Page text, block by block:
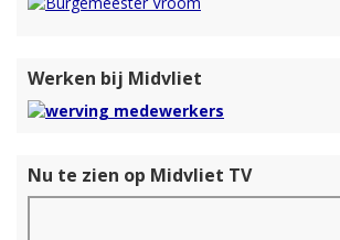
Werken bij Midvliet
Nu te zien op Midvliet TV